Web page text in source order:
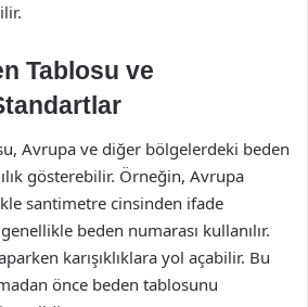
Tablosu ve
Avrupa ve diğer bölgelerdeki beden
gösterebilir. Örneğin, Avrupa
santimetre cinsinden ifade
beden numarası kullanılır.
karışıklıklara yol açabilir. Bu
önce beden tablosunu